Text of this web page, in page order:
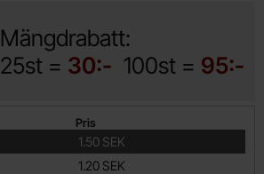
Mängdrabatt:
25st = 30:- 100st = 95:-
Pris
1.50 SEK
1.20 SEK